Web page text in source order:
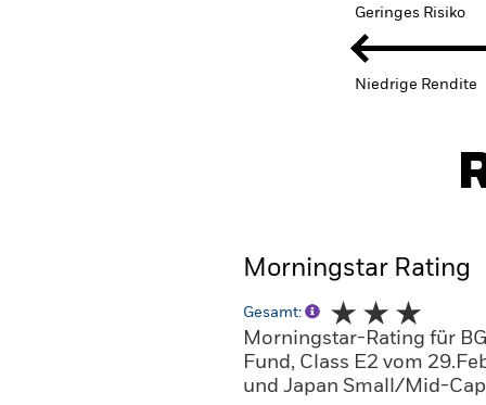
Geringes Risiko
Niedrige Rendite
Morningstar Rating
Gesamt:
Morningstar-Rating für
Fund, Class E2 vom
und Japan Small/Mid-